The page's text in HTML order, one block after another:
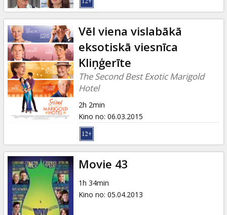
Vēl viena vislabākā
eksotiskā viesnīca
Kliņģerīte
The Second Best Exotic Marigold
Hotel
2h 2min
Kino no: 06.03.2015
Movie 43
1h 34min
Kino no: 05.04.2013